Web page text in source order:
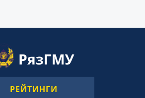
РЕЙТИНГИ